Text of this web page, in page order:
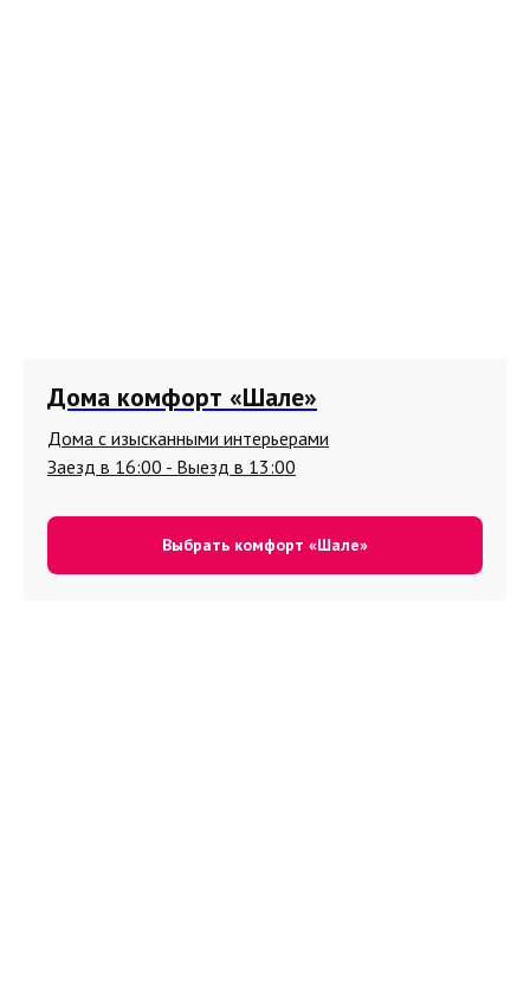
Дома комфорт «Шале»
Дома с изысканными интерьерами
Заезд в 16:00 - Выезд в 13:00
Выбрать комфорт «Шале»